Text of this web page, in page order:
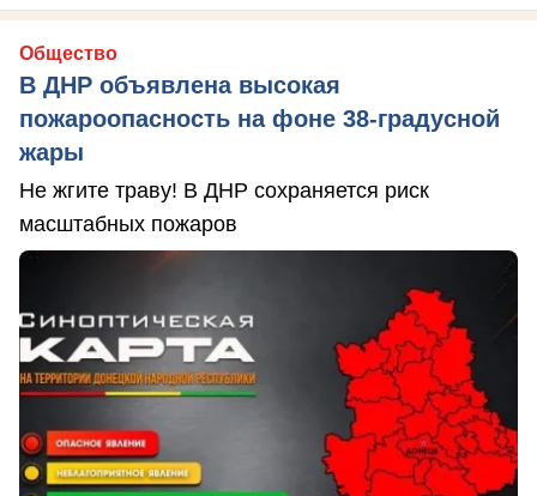
Общество
В ДНР объявлена высокая
пожароопасность на фоне 38-градусной
жары
Не жгите траву! В ДНР сохраняется риск
масштабных пожаров